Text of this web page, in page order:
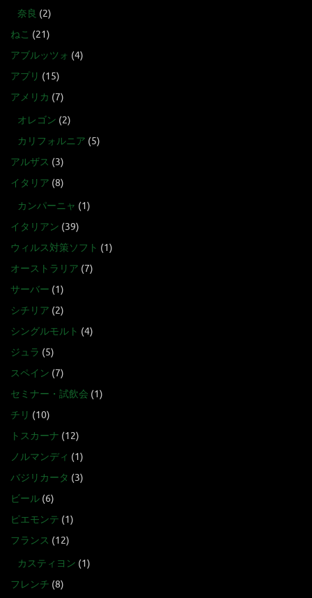
奈良 (2)
ねこ (21)
アブルッツォ (4)
アプリ (15)
アメリカ (7)
オレゴン (2)
カリフォルニア (5)
アルザス (3)
イタリア (8)
カンパーニャ (1)
イタリアン (39)
ウィルス対策ソフト (1)
オーストラリア (7)
サーバー (1)
シチリア (2)
シングルモルト (4)
ジュラ (5)
スペイン (7)
セミナー・試飲会 (1)
チリ (10)
トスカーナ (12)
ノルマンディ (1)
バジリカータ (3)
ビール (6)
ピエモンテ (1)
フランス (12)
カスティヨン (1)
フレンチ (8)